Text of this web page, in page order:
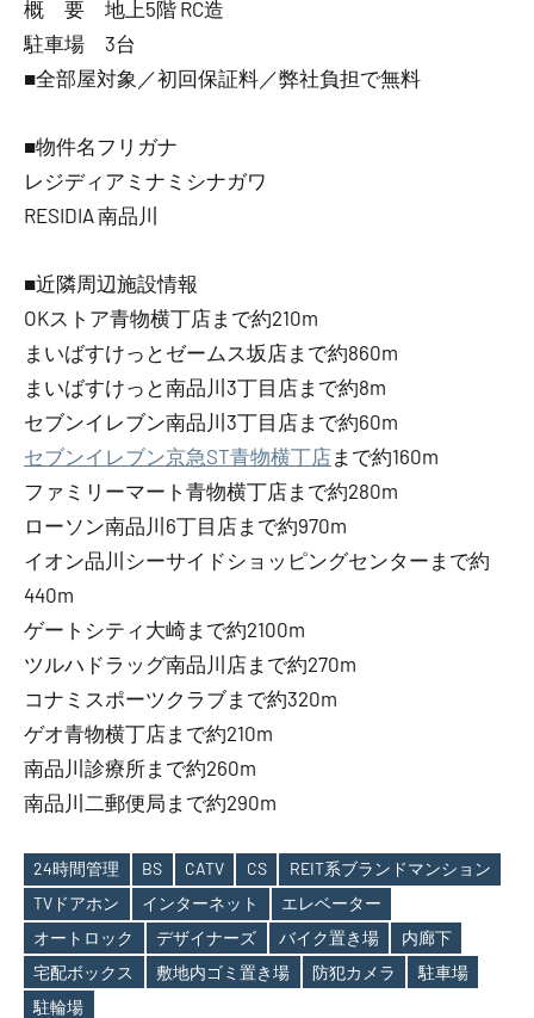
概 要 地上5階 RC造
駐車場 3台
■全部屋対象／初回保証料／弊社負担で無料
■物件名フリガナ
レジディアミナミシナガワ
RESIDIA 南品川
■近隣周辺施設情報
OKストア青物横丁店まで約210m
まいばすけっとゼームス坂店まで約860m
まいばすけっと南品川3丁目店まで約8m
セブンイレブン南品川3丁目店まで約60m
セブンイレブン京急ST青物横丁店まで約160m
ファミリーマート青物横丁店まで約280m
ローソン南品川6丁目店まで約970m
イオン品川シーサイドショッピングセンターまで約
440m
ゲートシティ大崎まで約2100m
ツルハドラッグ南品川店まで約270m
コナミスポーツクラブまで約320m
ゲオ青物横丁店まで約210m
南品川診療所まで約260m
南品川二郵便局まで約290m
Tags
24時間管理 BS CATV CS
REIT系ブランドマンション
TVドアホン
インターネット
エレベーター
オートロック
デザイナーズ バイク置き場
内廊下
宅配ボックス
敷地内ゴミ置き場 防犯カメラ
駐車場
駐輪場